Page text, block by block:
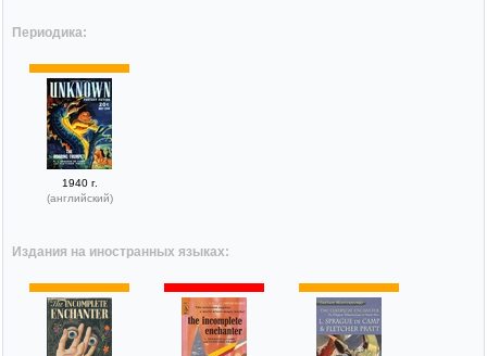
Периодика:
1940 г.
(английский)
Издания на иностранных языках: